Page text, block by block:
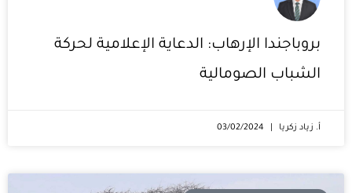
بروباجندا الإرهاب: الدعاية الإعلامية لحركة
الشباب الصومالية
أ. زياد زكريا